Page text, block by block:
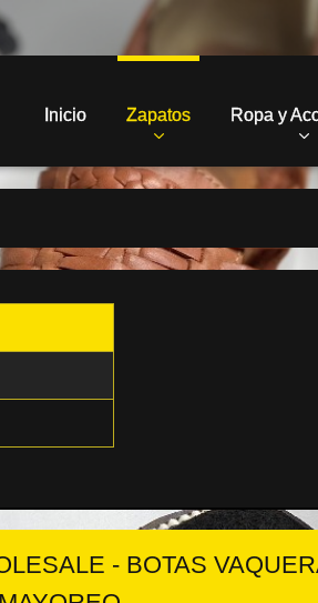
Inicio Zapatos Ropa y
- BOTAS